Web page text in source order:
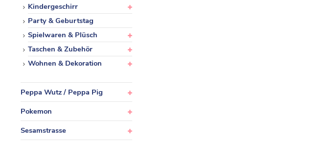
Kindergeschirr
Party & Geburtstag
Spielwaren & Plüsch
Taschen & Zubehör
Wohnen & Dekoration
Peppa Wutz / Peppa Pig
Pokemon
Sesamstrasse